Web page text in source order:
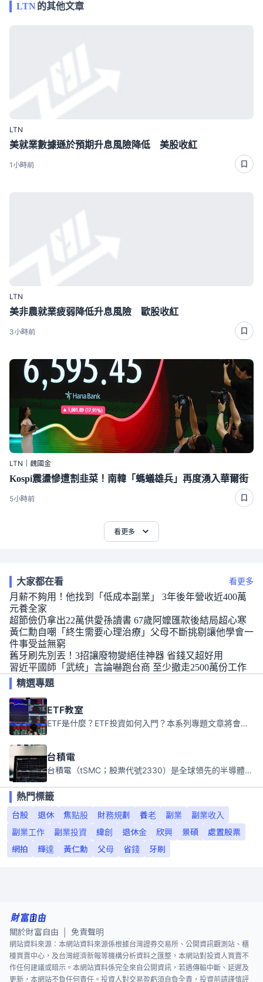
LTN的其他文章
LTN
美就業數據遜於預期升息風險降低 美股收紅
1小時前
LTN
美非農就業疲弱降低升息風險 歐股收紅
3小時前
LTN｜魏國金
Kospi震盪慘遭割韭菜！南韓「螞蟻雄兵」再度湧入華爾街
5小時前
看更多
大家都在看 看更多
月薪不夠用！他找到「低成本副業」 3年後年營收近400萬
元養全家
超節儉仍拿出22萬供愛孫讀書 67歲阿嬤匯款後結局超心寒
黃仁勳自嘲「終生需要心理治療」父母不斷挑剔讓他學會一
件事受益無窮
舊牙刷先別丟！3招讓廢物變絕佳神器 省錢又超好用
習近平國師「武統」言論嚇跑台商 至少撤走2500萬份工作
精選專題
ETF教室
ETF是什麼？ETF投資如何入門？本系列專題文章將會告訴你新手必須知道的ETF基礎知識。
台積電
台積電（tSMC；股票代號2330）是全球領先的半導體代工公司，成立於1987年，總部位於台灣新竹。且已於美國、日本、德國及中國設廠，台積電是全球首家專業積體電路製造服務公司，也是全球最先進和最大規模的半導體代工廠。
熱門標籤
台股
退休 焦點股 財務規劃 養老 副業
副業收入
副業工作
副業投資 緯創 退休金 欣興 景碩
處置股票
網拍
輝達 黃仁勳 父母 省錢 牙刷
關於財富自由 免責聲明
網站資料來源：本網站資料來源係根據台灣證券交易所、公開資訊觀測站、櫃
檯買賣中心，及台灣經濟新報等機構分析資料之匯整，本網站對投資人買賣不
作任何建議或暗示。本網站資料係完全來自公開資訊，若遇傳輸中斷、延遲及
更新，本網站不負任何責任。投資人對交易盈虧須自負全責，投資前請謹慎評